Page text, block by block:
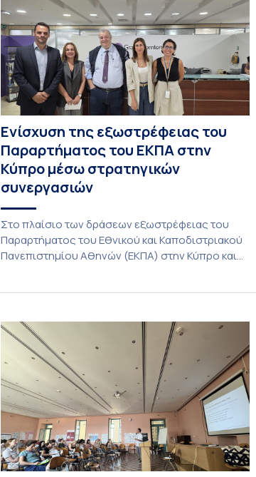
Ενίσχυση της εξωστρέφειας του
Παραρτήματος του ΕΚΠΑ στην
Κύπρο μέσω στρατηγικών
συνεργασιών
Στο πλαίσιο των δράσεων εξωστρέφειας του
Παραρτήματος του Εθνικού και Καποδιστριακού
Πανεπιστημίου Αθηνών (ΕΚΠΑ) στην Κύπρο και
Διοίκησης Επιχειρήσεων και Οργανισμών τον
Σεπτέμβριο του 2026, ο Κοσμήτορας της Σχολής
Οικονομικών και Πολιτικών Επιστημών,
Καθηγητής Νικόλαος Ηρειώτης, και ο Πρόεδρος
του Τμήματος […]